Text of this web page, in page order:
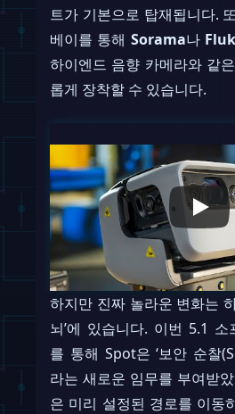
트가 기본으로 탑재됩니다.
베이를 통해 Sorama나
하이엔드 음향 카메라와 같
롭게 장착할 수 있습니다.
하지만 진짜 놀라운 변화는
뇌’에 있습니다. 이번 5.1 소
를 통해 Spot은 ‘보안 순찰
라는 새로운 임무를 부여받
은 미리 설정된 경로를 이동